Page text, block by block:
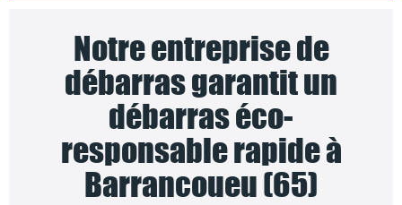
Notre entreprise de
débarras garantit un
débarras éco-
responsable rapide à
Barrancoueu (65)